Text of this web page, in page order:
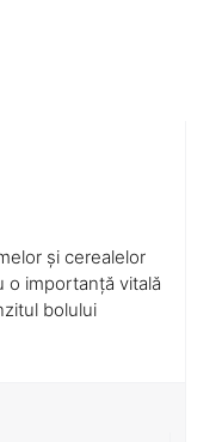
și cerealelor
o importanță vitală
bolului